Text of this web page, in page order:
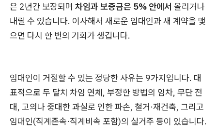
은 2년간 보장되며 차임과 보증금은 5% 안에서 올리거나
내릴 수 있습니다. 이사해서 새로운 임대인과 새 계약을 맺
으면 다시 한 번의 기회가 생깁니다.
임대인이 거절할 수 있는 정당한 사유는 9가지입니다. 대
표적으로 두 달치 차임 연체, 부정한 방법의 임차, 무단 전
대, 고의나 중대한 과실로 인한 파손, 철거·재건축, 그리고
임대인(직계존속·직계비속 포함)의 실거주 등이 있습니다.